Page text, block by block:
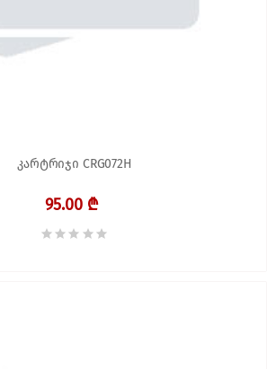
კარტრიჯი CRG072H
95.00 ₾